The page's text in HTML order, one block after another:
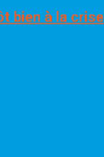
bien à la crise